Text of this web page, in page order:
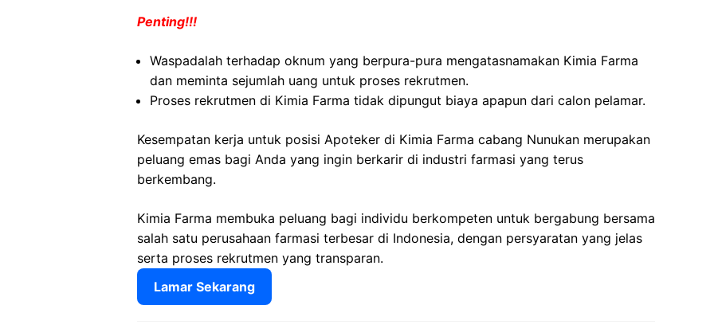
Penting!!!
Waspadalah terhadap oknum yang berpura-pura mengatasnamakan Kimia Farma
dan meminta sejumlah uang untuk proses rekrutmen.
Proses rekrutmen di Kimia Farma tidak dipungut biaya apapun dari calon pelamar.
Kesempatan kerja untuk posisi Apoteker di Kimia Farma cabang Nunukan merupakan
peluang emas bagi Anda yang ingin berkarir di industri farmasi yang terus
berkembang.
Kimia Farma membuka peluang bagi individu berkompeten untuk bergabung bersama
salah satu perusahaan farmasi terbesar di Indonesia, dengan persyaratan yang jelas
serta proses rekrutmen yang transparan.
Lamar Sekarang